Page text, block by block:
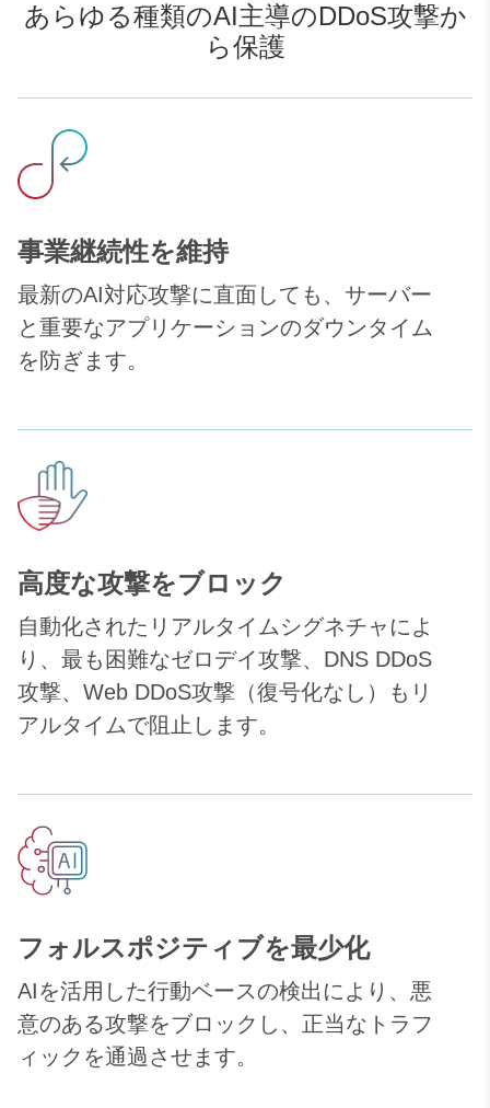
あらゆる種類のAI主導のDDoS攻撃か
ら保護
事業継続性を維持
最新のAI対応攻撃に直面しても、サーバー
と重要なアプリケーションのダウンタイム
を防ぎます。
高度な攻撃をブロック
自動化されたリアルタイムシグネチャによ
り、最も困難なゼロデイ攻撃、DNS DDoS
攻撃、Web DDoS攻撃（復号化なし）もリ
アルタイムで阻止します。
フォルスポジティブを最少化
AIを活用した行動ベースの検出により、悪
意のある攻撃をブロックし、正当なトラフ
ィックを通過させます。